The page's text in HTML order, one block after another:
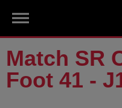
Match SR
Foot 41 -